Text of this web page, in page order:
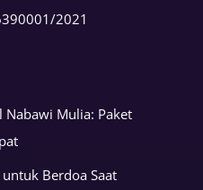
/2021
Nabawi Mulia: Paket
Berdoa Saat